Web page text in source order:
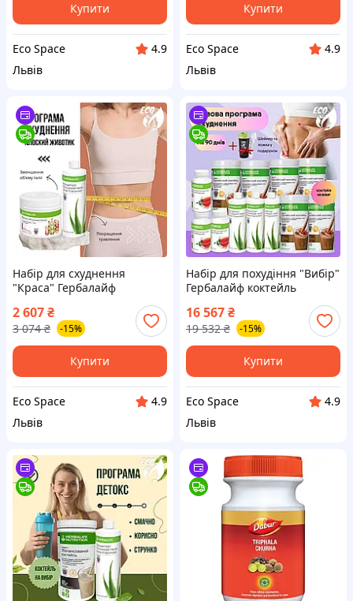
Купити
Eco Space
4.9
Львів
Купити
Eco Space
4.9
Львів
Набір для схуднення
"Краса" Гербалайф
жироспалювач детокс
програма бади таблетки
протеїн препарати капсули
2 607₴
3 074 ₴ -15%
Купити
Eco Space
4.9
Львів
Набір для похудіння "Вибір"
Гербалайф коктейль
жироспалювачі детокс
програма бади таблетки
препарати протеїн засоби
16 567₴
19 532 ₴ -15%
Купити
Eco Space
4.9
Львів